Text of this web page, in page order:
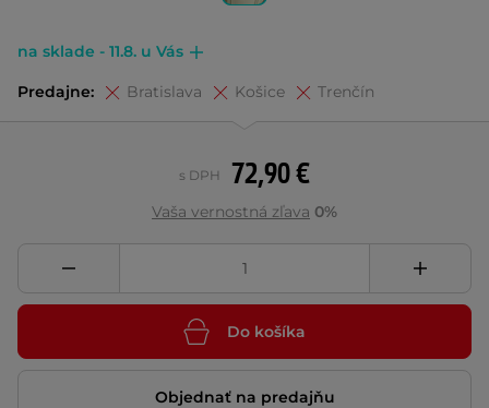
na sklade - 11.8. u Vás
Predajne: Bratislava Košice Trenčín
72,90 €
s DPH
Vaša vernostná zľava 0%
Do košíka
Objednať na predajňu